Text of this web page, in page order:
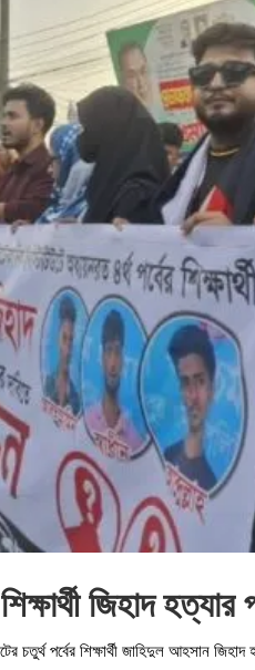
জিহাদ
চতুর্থ পর্বের শিক্ষার্থী জাহিদুল আহসান